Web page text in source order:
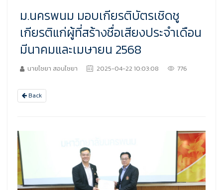
ม.นครพนม มอบเกียรติบัตรเชิดชู
เกียรติแก่ผู้ที่สร้างชื่อเสียงประจำเดือน
มีนาคมและเมษายน 2568
นายไชยา สอนไชยา 2025-04-22 10:03:08 776
Back